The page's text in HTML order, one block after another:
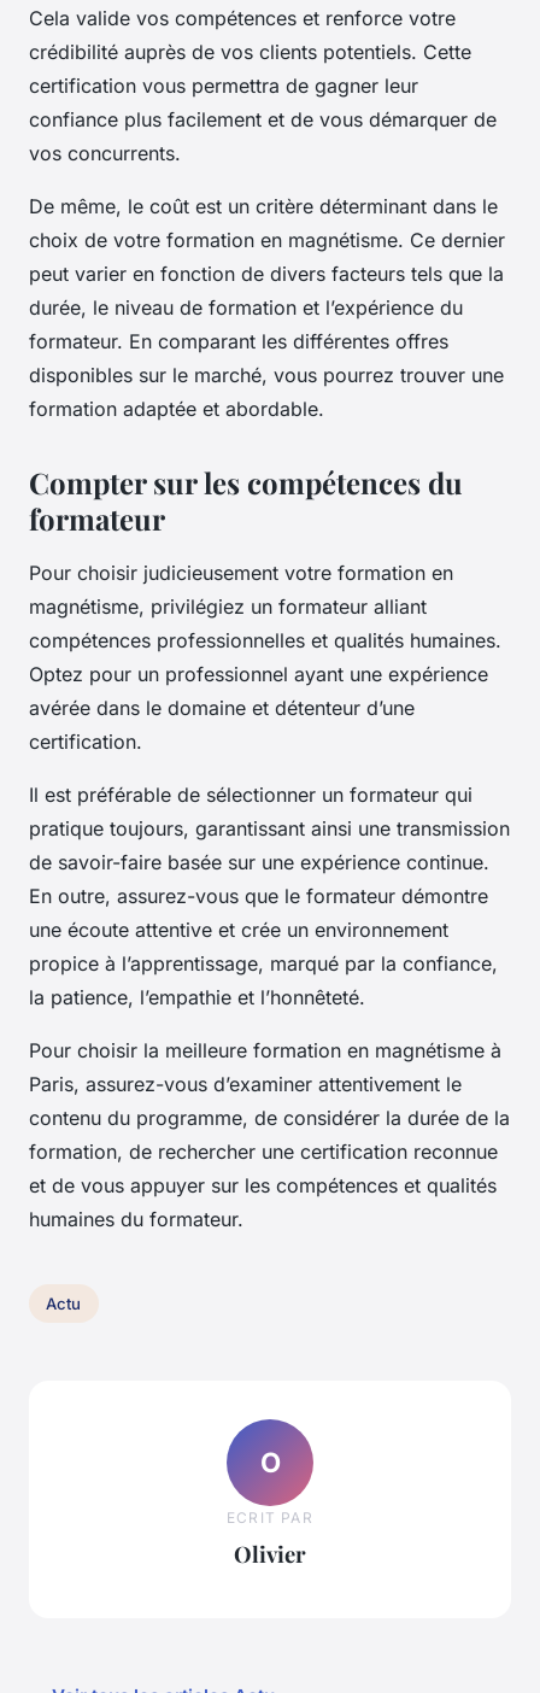
Cela valide vos compétences et renforce votre
crédibilité auprès de vos clients potentiels. Cette
certification vous permettra de gagner leur
confiance plus facilement et de vous démarquer de
vos concurrents.
De même, le coût est un critère déterminant dans le
choix de votre formation en magnétisme. Ce dernier
peut varier en fonction de divers facteurs tels que la
durée, le niveau de formation et l’expérience du
formateur. En comparant les différentes offres
disponibles sur le marché, vous pourrez trouver une
formation adaptée et abordable.
Compter sur les compétences du
formateur
Pour choisir judicieusement votre formation en
magnétisme, privilégiez un formateur alliant
compétences professionnelles et qualités humaines.
Optez pour un professionnel ayant une expérience
avérée dans le domaine et détenteur d’une
certification.
Il est préférable de sélectionner un formateur qui
pratique toujours, garantissant ainsi une transmission
de savoir-faire basée sur une expérience continue.
En outre, assurez-vous que le formateur démontre
une écoute attentive et crée un environnement
propice à l’apprentissage, marqué par la confiance,
la patience, l’empathie et l’honnêteté.
Pour choisir la meilleure formation en magnétisme à
Paris, assurez-vous d’examiner attentivement le
contenu du programme, de considérer la durée de la
formation, de rechercher une certification reconnue
et de vous appuyer sur les compétences et qualités
humaines du formateur.
Actu
O
ECRIT PAR
Olivier